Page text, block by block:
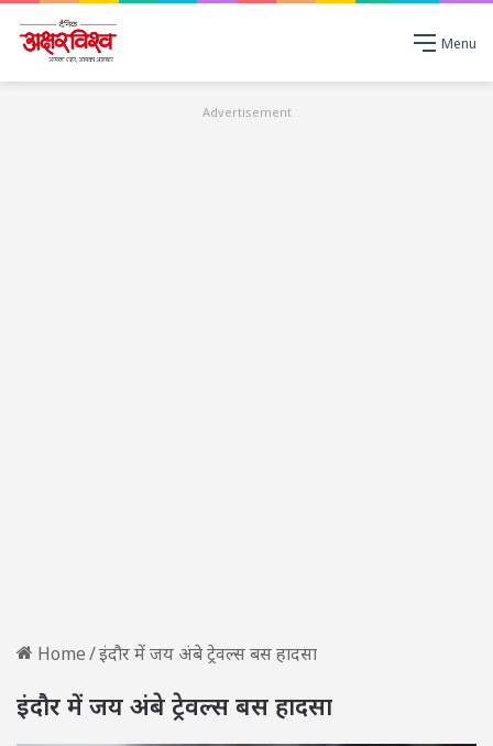
Menu
Advertisement
Home/इंदौर में जय अंबे ट्रेवल्स बस हादसा
इंदौर में जय अंबे ट्रेवल्स बस हादसा